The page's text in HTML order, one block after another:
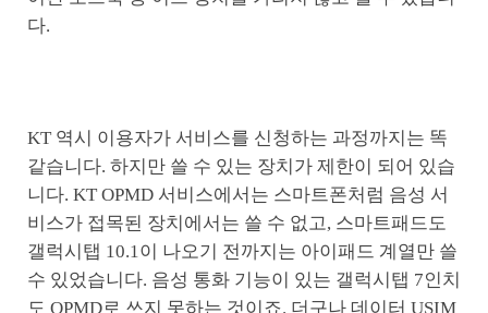
다.
KT 역시 이용자가 서비스를 신청하는 과정까지는 똑
같습니다. 하지만 쓸 수 있는 장치가 제한이 되어 있습
니다. KT OPMD 서비스에서는 스마트폰처럼 음성 서
비스가 접목된 장치에서는 쓸 수 없고, 스마트패드도
갤럭시탭 10.1이 나오기 전까지는 아이패드 계열만 쓸
수 있었습니다. 음성 통화 기능이 있는 갤럭시탭 7인치
도 OPMD로 쓰지 못하는 것이죠. 더구나 데이터 USIM